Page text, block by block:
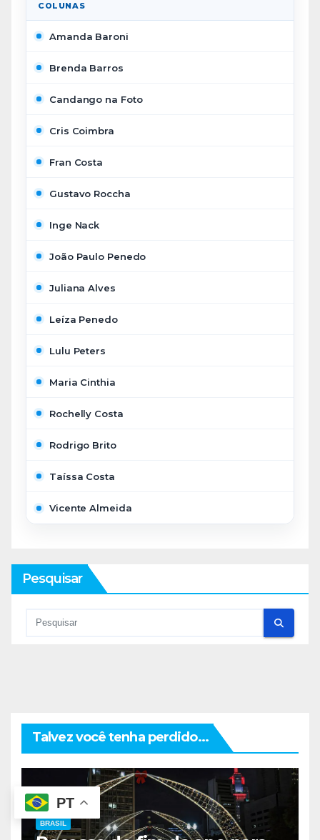
COLUNAS
Amanda Baroni
Brenda Barros
Candango na Foto
Cris Coimbra
Fran Costa
Gustavo Roccha
Inge Nack
João Paulo Penedo
Juliana Alves
Leíza Penedo
Lulu Peters
Maria Cinthia
Rochelly Costa
Rodrigo Brito
Taíssa Costa
Vicente Almeida
Pesquisar
Talvez você tenha perdido...
BRASIL
PT